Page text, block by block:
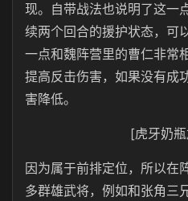
现。自带战法也说明了这一
续两个回合的援护状态，可
一点和魏阵营里的曹仁非常
提高反击伤害，如果没有成
害降低。
[虎牙奶
因为属于前排定位，所以在
多群雄武将，例如和张角三